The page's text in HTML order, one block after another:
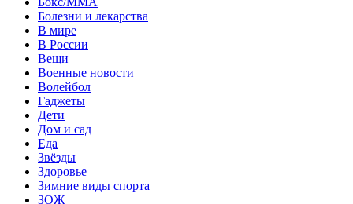
Болезни и лекарства
В мире
В России
Вещи
Военные новости
Волейбол
Гаджеты
Дети
Дом и сад
Еда
Звёзды
Здоровье
Зимние виды спорта
ЗОЖ